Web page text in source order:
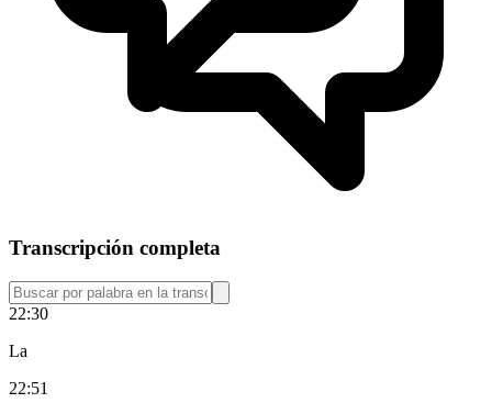
Transcripción completa
22:30
La
22:51